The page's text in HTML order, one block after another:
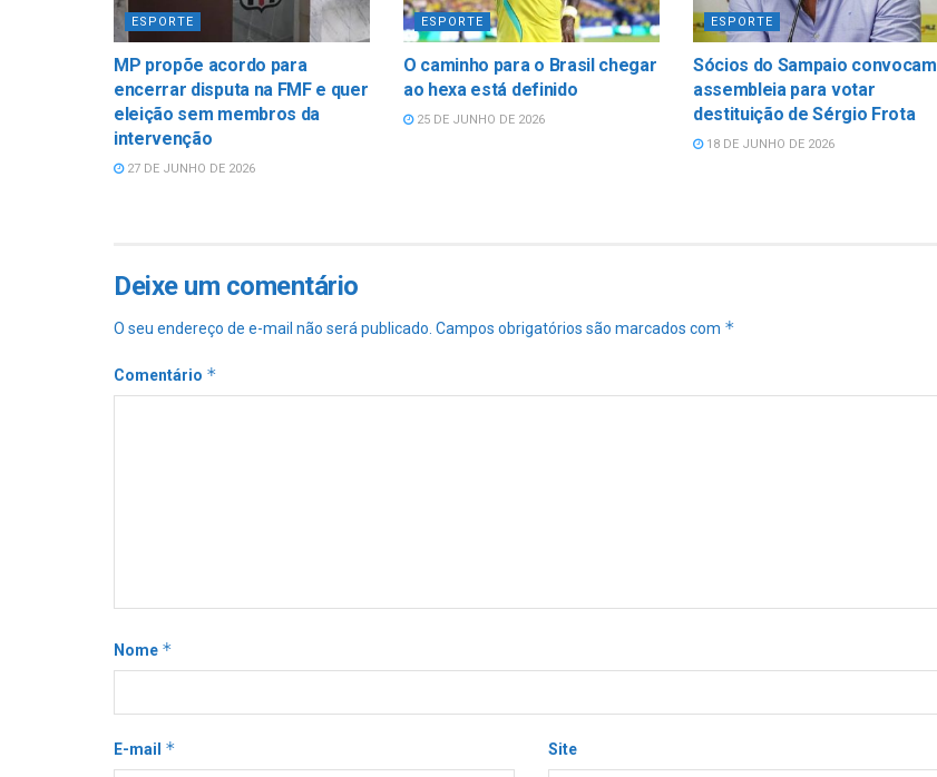
ESPORTE
MP propõe acordo para
encerrar disputa na FMF e quer
eleição sem membros da
intervenção
27 DE JUNHO DE 2026
ESPORTE
O caminho para o Brasil chegar
ao hexa está definido
25 DE JUNHO DE 2026
ESPORTE
Sócios do Sampaio convocam
assembleia para votar
destituição de Sérgio Frota
18 DE JUNHO DE 2026
Deixe um comentário
O seu endereço de e-mail não será publicado. Campos obrigatórios são marcados com *
Comentário *
Nome *
E-mail * Site